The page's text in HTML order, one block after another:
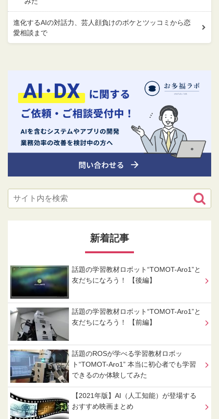
進化するAIの対話力、芸人顔負けのボケとツッコミから恋
愛相談まで
新着記事
話題の学習教材ロボット“TOMOT-Aro1”と
友だちになろう！ 【後編】
話題の学習教材ロボット“TOMOT-Aro1”と
友だちになろう！ 【前編】
話題のROSが学べる学習教材ロボッ
ト“TOMOT-Aro1” 本当に初心者でも学習
できるのか体験してみた
【2021年版】AI（人工知能）が登場する
おすすめ映画まとめ